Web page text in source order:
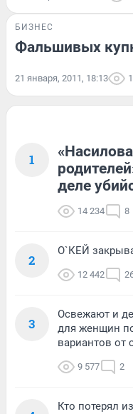
БИЗНЕС
Фальшивых
21 января, 2011, 18:13
1
деле
14 234 8
2
О`КЕЙ
12 442
3
Освежают и
для женщин
вариантов от
9 577 2
Кто потерял